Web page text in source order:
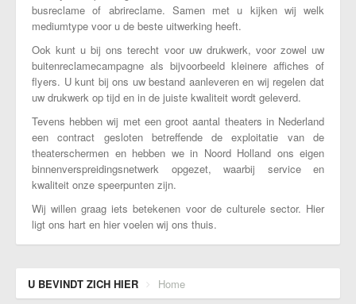
busreclame of abrireclame. Samen met u kijken wij welk
mediumtype voor u de beste uitwerking heeft.
Ook kunt u bij ons terecht voor uw drukwerk, voor zowel uw
buitenreclamecampagne als bijvoorbeeld kleinere affiches of
flyers. U kunt bij ons uw bestand aanleveren en wij regelen dat
uw drukwerk op tijd en in de juiste kwaliteit wordt geleverd.
Tevens hebben wij met een groot aantal theaters in Nederland
een contract gesloten betreffende de exploitatie van de
theaterschermen en hebben we in Noord Holland ons eigen
binnenverspreidingsnetwerk opgezet, waarbij service en
kwaliteit onze speerpunten zijn.
Wij willen graag iets betekenen voor de culturele sector. Hier
ligt ons hart en hier voelen wij ons thuis.
U BEVINDT ZICH HIER Home